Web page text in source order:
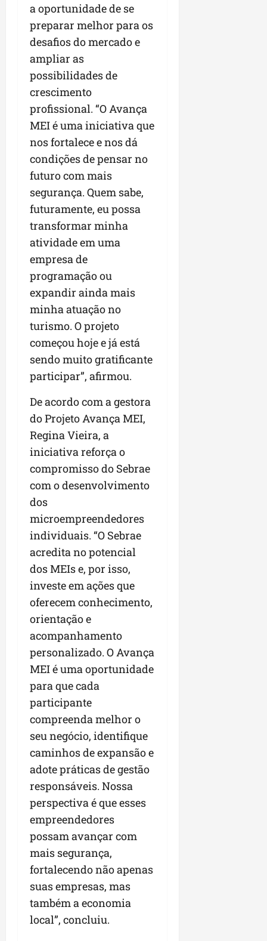
a oportunidade de se
preparar melhor para os
desafios do mercado e
ampliar as
possibilidades de
crescimento
profissional. “O Avança
MEI é uma iniciativa que
nos fortalece e nos dá
condições de pensar no
futuro com mais
segurança. Quem sabe,
futuramente, eu possa
transformar minha
atividade em uma
empresa de
programação ou
expandir ainda mais
minha atuação no
turismo. O projeto
começou hoje e já está
sendo muito gratificante
participar”, afirmou.
De acordo com a gestora
do Projeto Avança MEI,
Regina Vieira, a
iniciativa reforça o
compromisso do Sebrae
com o desenvolvimento
dos
microempreendedores
individuais. “O Sebrae
acredita no potencial
dos MEIs e, por isso,
investe em ações que
oferecem conhecimento,
orientação e
acompanhamento
personalizado. O Avança
MEI é uma oportunidade
para que cada
participante
compreenda melhor o
seu negócio, identifique
caminhos de expansão e
adote práticas de gestão
responsáveis. Nossa
perspectiva é que esses
empreendedores
possam avançar com
mais segurança,
fortalecendo não apenas
suas empresas, mas
também a economia
local”, concluiu.